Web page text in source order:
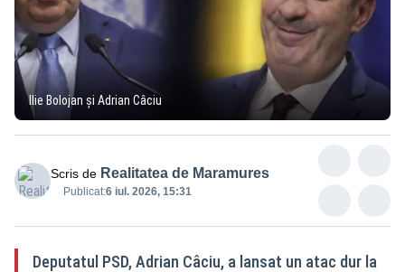
Ilie Bolojan și Adrian Câciu
Scris de Realitatea de Maramures
Publicat:6 iul. 2026, 15:31
Deputatul PSD, Adrian Câciu, a lansat un atac dur la